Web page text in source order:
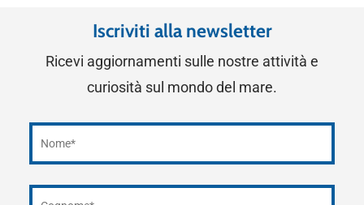
Iscriviti alla newsletter
Ricevi aggiornamenti sulle nostre attività e
curiosità sul mondo del mare.